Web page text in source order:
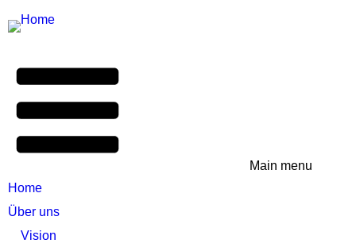
Main menu
Home
Über uns
Vision